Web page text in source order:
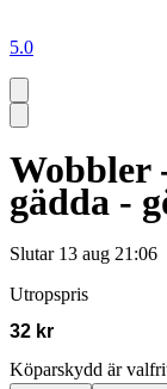
5.0
Wobbler
gädda -
Slutar 13 aug 21:06
Utropspris
32 kr
Köparskydd är